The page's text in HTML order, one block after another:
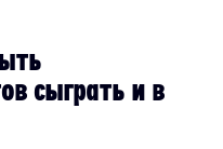
сыграть и в